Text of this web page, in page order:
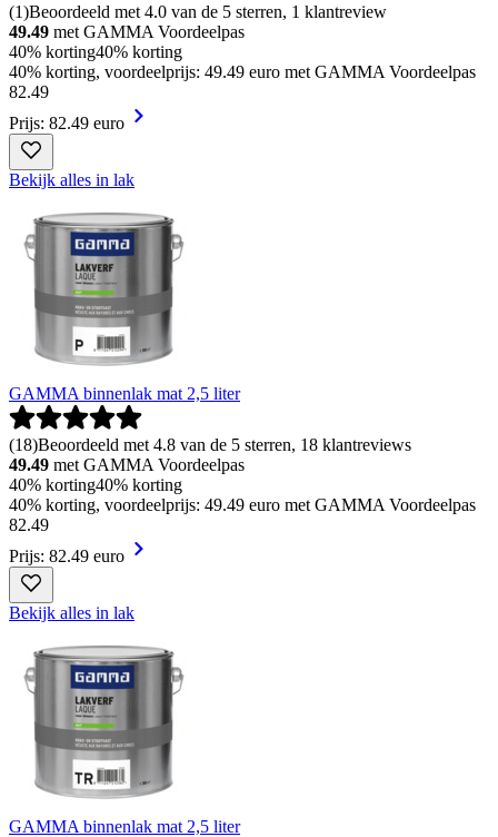
(1)Beoordeeld met 4.0 van de 5 sterren, 1 klantreview
49.49 met GAMMA Voordeelpas
40% korting40% korting
40% korting, voordeelprijs: 49.49 euro met GAMMA Voordeelpas
82.49
Prijs: 82.49 euro
Bekijk alles in lak
GAMMA binnenlak mat 2,5 liter
(18)Beoordeeld met 4.8 van de 5 sterren, 18 klantreviews
49.49 met GAMMA Voordeelpas
40% korting40% korting
40% korting, voordeelprijs: 49.49 euro met GAMMA Voordeelpas
82.49
Prijs: 82.49 euro
Bekijk alles in lak
GAMMA binnenlak mat 2,5 liter